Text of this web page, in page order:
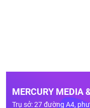
MERCURY MEDIA
Trụ sở: 27 đường A4,